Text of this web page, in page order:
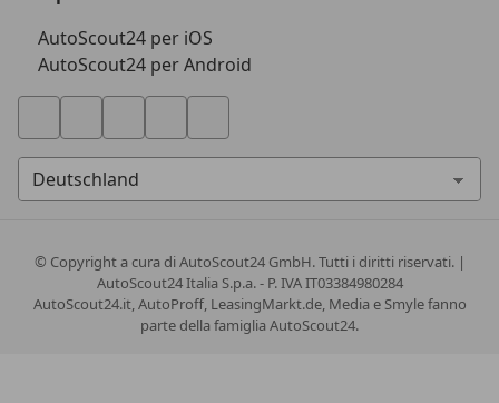
AutoScout24 per iOS
AutoScout24 per Android
© Copyrighta cura di AutoScout24 GmbH. Tutti i diritti riservati. |
AutoScout24 Italia S.p.a. - P. IVA IT03384980284
AutoScout24.it, AutoProff, LeasingMarkt.de, Media e Smyle fanno
parte della famiglia AutoScout24.